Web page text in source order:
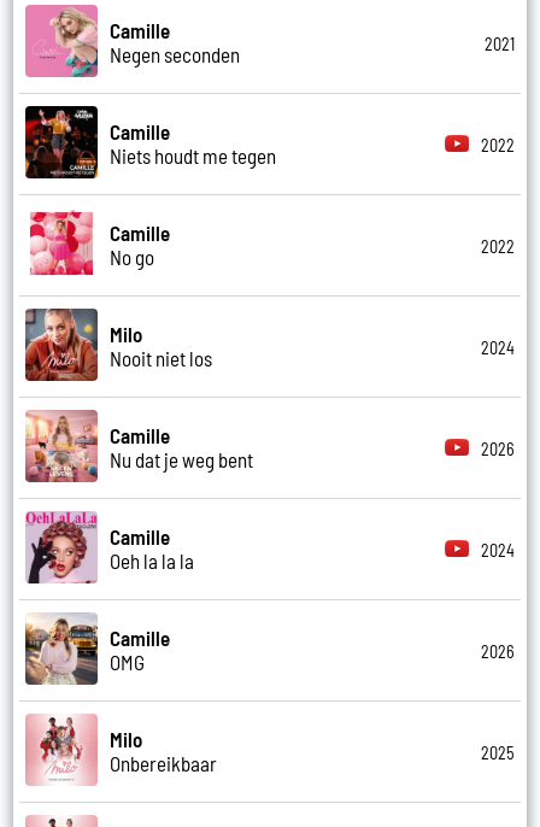
Camille
Negen seconden
2021
Camille
Niets houdt me tegen
2022
Camille
No go
2022
Milo
Nooit niet los
2024
Camille
Nu dat je weg bent
2026
Camille
Oeh la la la
2024
Camille
OMG
2026
Milo
Onbereikbaar
2025